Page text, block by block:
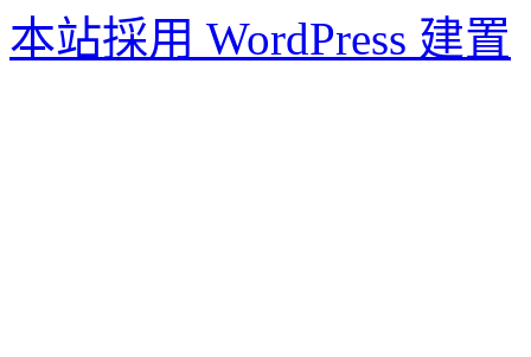
本站採用 WordPress 建置